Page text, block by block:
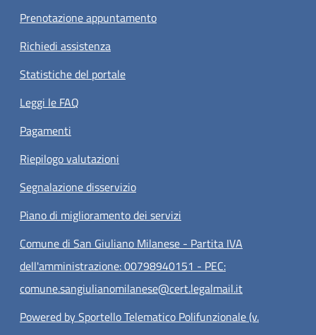
Prenotazione appuntamento
Richiedi assistenza
Statistiche del portale
Leggi le FAQ
Pagamenti
Riepilogo valutazioni
Segnalazione disservizio
Piano di miglioramento dei servizi
Comune di San Giuliano Milanese - Partita IVA
dell'amministrazione: 00798940151 - PEC:
comune.sangiulianomilanese@cert.legalmail.it
Powered by Sportello Telematico Polifunzionale (v.